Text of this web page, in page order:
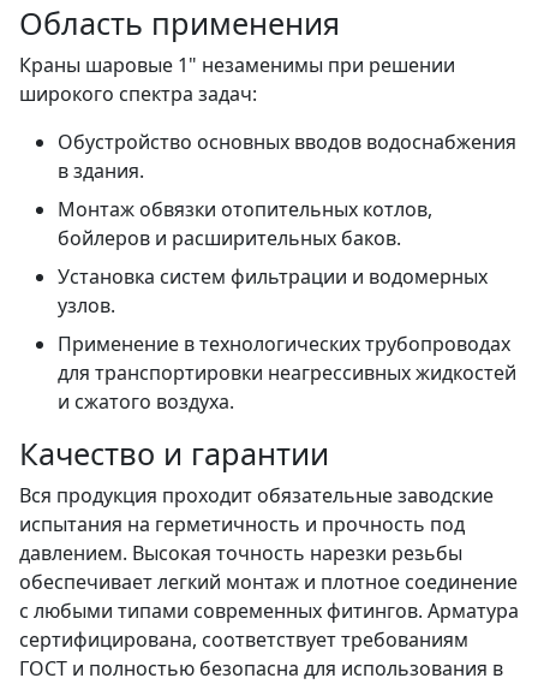
Область применения
Краны шаровые 1" незаменимы при решении
широкого спектра задач:
Обустройство основных вводов водоснабжения
в здания.
Монтаж обвязки отопительных котлов,
бойлеров и расширительных баков.
Установка систем фильтрации и водомерных
узлов.
Применение в технологических трубопроводах
для транспортировки неагрессивных жидкостей
и сжатого воздуха.
Качество и гарантии
Вся продукция проходит обязательные заводские
испытания на герметичность и прочность под
давлением. Высокая точность нарезки резьбы
обеспечивает легкий монтаж и плотное соединение
с любыми типами современных фитингов. Арматура
сертифицирована, соответствует требованиям
ГОСТ и полностью безопасна для использования в